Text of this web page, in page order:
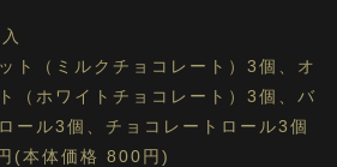
ト（ミルクチョコレート）3個、オ
（ホワイトチョコレート）3個、バ
ール3個、チョコレートロール3個
(本体価格 800円)